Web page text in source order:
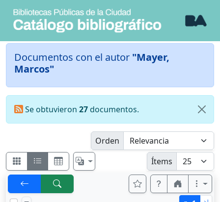
Documentos con el autor "Mayer,
Marcos"
Se obtuvieron 27documentos.
Orden
Ítems